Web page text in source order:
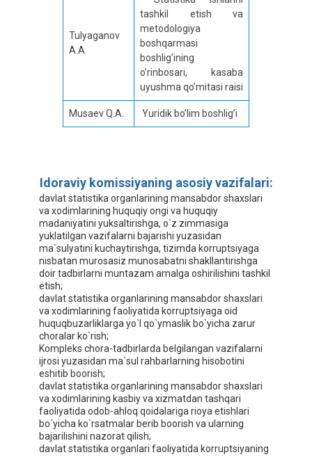
Tulyaganov
A.A.
tashkil etish va
metodologiya
boshqarmasi
boshlig’ining
o’rinbosari, kasaba
uyushma qo’mitasi raisi
Musaev Q.A. Yuridik bo’lim boshlig’i
Idoraviy komissiyaning asosiy vazifalari:
davlat statistika organlarining mansabdor shaxslari
va xodimlarining huquqiy ongi va huquqiy
madaniyatini yuksaltirishga, o`z zimmasiga
yuklatilgan vazifalarni bajarishi yuzasidan
ma`sulyatini kuchaytirishga, tizimda korruptsiyaga
nisbatan murosasiz munosabatni shakllantirishga
doir tadbirlarni muntazam amalga oshirilishini tashkil
etish;
davlat statistika organlarining mansabdor shaxslari
va xodimlarining faoliyatida korruptsiyaga oid
huquqbuzarliklarga yo`l qo`ymaslik bo`yicha zarur
choralar ko`rish;
Kompleks chora-tadbirlarda belgilangan vazifalarni
ijrosi yuzasidan ma`sul rahbarlarning hisobotini
eshitib boorish;
davlat statistika organlarining mansabdor shaxslari
va xodimlarining kasbiy va xizmatdan tashqari
faoliyatida odob-ahloq qoidalariga rioya etishlari
bo`yicha ko`rsatmalar berib boorish va ularning
bajarilishini nazorat qilish;
davlat statistika organlari faoliyatida korruptsiyaning